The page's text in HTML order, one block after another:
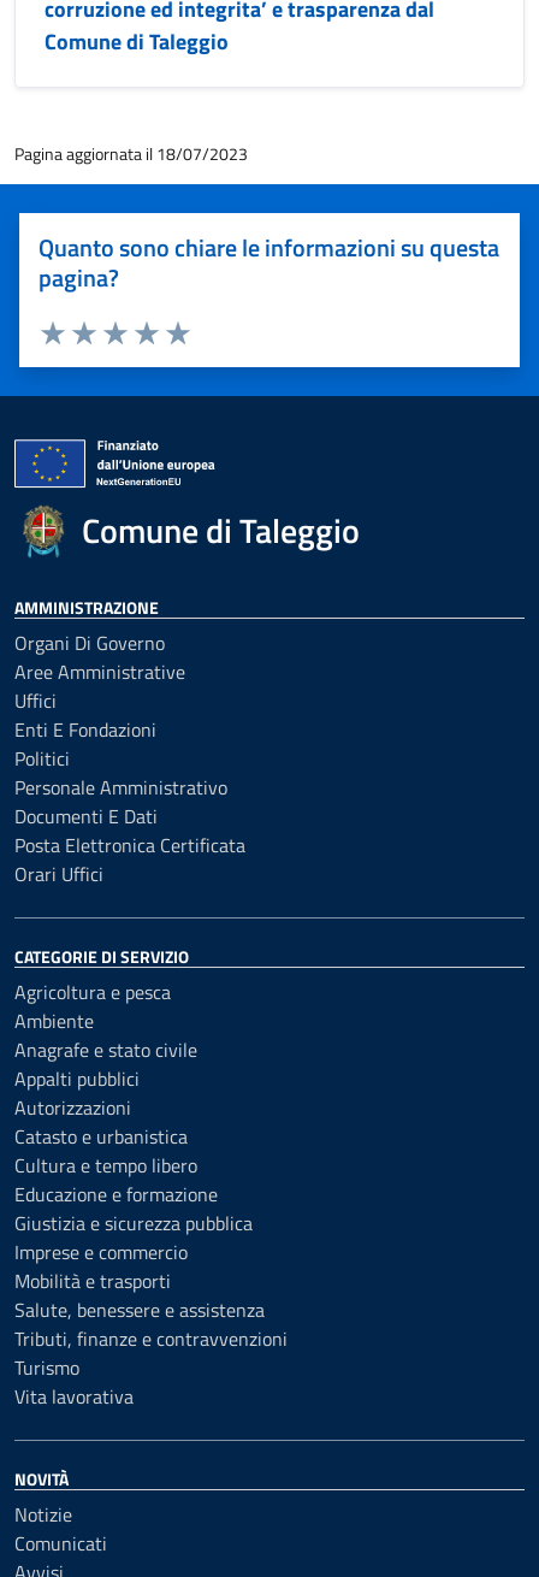
corruzione ed integrita’ e trasparenza dal
Comune di Taleggio
Pagina aggiornata il 18/07/2023
Quanto sono chiare le informazioni su questa
pagina?
Valuta 5 stelle su 5
Valuta 4 stelle su 5
Valuta 3 stelle su 5
Valuta 2 stelle su 5
Valuta 1 stelle su 5
Comune di Taleggio
AMMINISTRAZIONE
Organi Di Governo
Aree Amministrative
Uffici
Enti E Fondazioni
Politici
Personale Amministrativo
Documenti E Dati
Posta Elettronica Certificata
Orari Uffici
CATEGORIE DI SERVIZIO
Agricoltura e pesca
Ambiente
Anagrafe e stato civile
Appalti pubblici
Autorizzazioni
Catasto e urbanistica
Cultura e tempo libero
Educazione e formazione
Giustizia e sicurezza pubblica
Imprese e commercio
Mobilità e trasporti
Salute, benessere e assistenza
Tributi, finanze e contravvenzioni
Turismo
Vita lavorativa
NOVITÀ
Notizie
Comunicati